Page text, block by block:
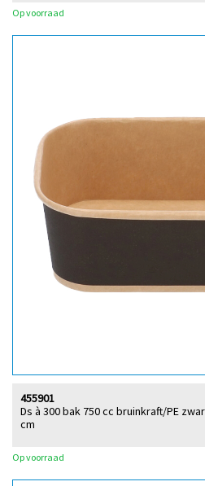
Op voorraad
Ds à 300 bak 750 cc bruinkraft/PE
cm
455901
Op voorraad